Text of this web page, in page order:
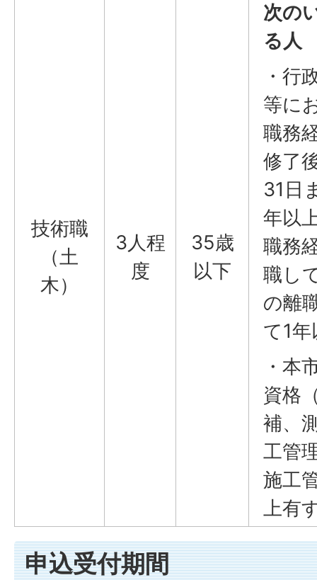
技術職
（土
木）
3人程
度
35歳
以下
次の
る人
・行
等に
職務
修了
31日
年以
職務
職し
の離
て1
・本
資格
補、
工管
施工
上有
申込受付期間